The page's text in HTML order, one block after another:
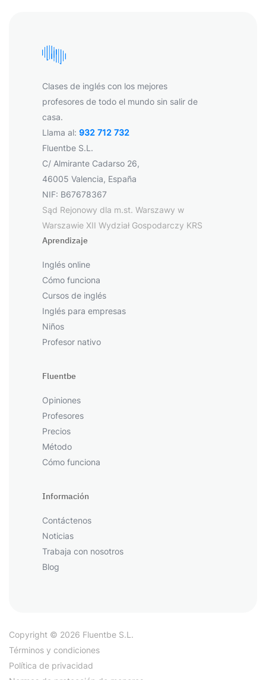
Clases de inglés con los mejores
profesores de todo el mundo sin salir de
casa.
Llama al: 932 712 732
Fluentbe S.L.
C/ Almirante Cadarso 26,
46005 Valencia, España
NIF: B67678367
Sąd Rejonowy dla m.st. Warszawy w
Warszawie XII Wydział Gospodarczy KRS
Aprendizaje
Inglés online
Cómo funciona
Cursos de inglés
Inglés para empresas
Niños
Profesor nativo
Fluentbe
Opiniones
Profesores
Precios
Método
Cómo funciona
Información
Contáctenos
Noticias
Trabaja con nosotros
Blog
Copyright © 2026 Fluentbe S.L.
Términos y condiciones
Política de privacidad